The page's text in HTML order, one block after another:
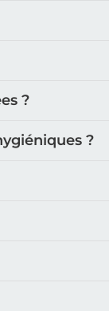
?
?